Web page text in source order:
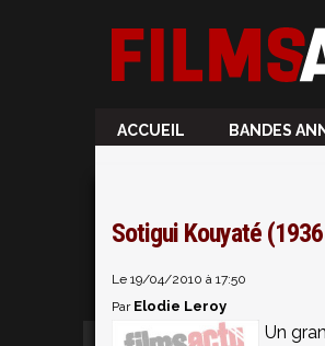
ACCUEIL BANDES
Sotigui Kouyaté
Le 19/04/2010 à 17:50
Par Elodie Leroy
Un